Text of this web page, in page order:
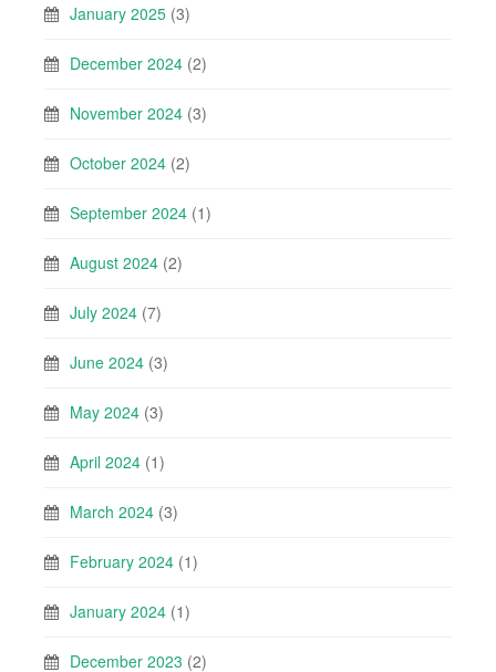
January 2025 (3)
December 2024 (2)
November 2024 (3)
October 2024 (2)
September 2024 (1)
August 2024 (2)
July 2024 (7)
June 2024 (3)
May 2024 (3)
April 2024 (1)
March 2024 (3)
February 2024 (1)
January 2024 (1)
December 2023 (2)